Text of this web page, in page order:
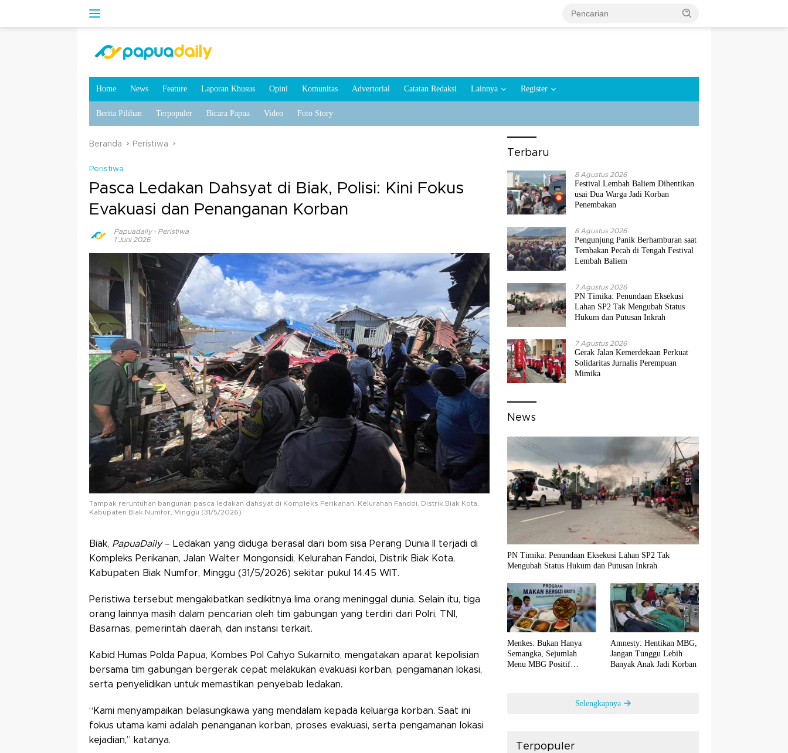
Home News Feature Laporan Khusus Opini Komunitas Advertorial Catatan Redaksi Lainnya Register
Berita Pilihan Terpopuler Bicara Papua Video Foto Story
Beranda Peristiwa
Peristiwa
Pasca Ledakan Dahsyat di Biak, Polisi: Kini Fokus
Evakuasi dan Penanganan Korban
Papuadaily- Peristiwa
1 Juni 2026
Tampak reruntuhan bangunan pasca ledakan dahsyat di Kompleks Perikanan, Kelurahan Fandoi, Distrik Biak Kota,
Kabupaten Biak Numfor, Minggu (31/5/2026)
Biak, PapuaDaily– Ledakan yang diduga berasal dari bom sisa Perang Dunia II terjadi di
Kompleks Perikanan, Jalan Walter Mongonsidi, Kelurahan Fandoi, Distrik Biak Kota,
Kabupaten Biak Numfor, Minggu (31/5/2026) sekitar pukul 14.45 WIT.
Peristiwa tersebut mengakibatkan sedikitnya lima orang meninggal dunia. Selain itu, tiga
orang lainnya masih dalam pencarian oleh tim gabungan yang terdiri dari Polri, TNI,
Basarnas, pemerintah daerah, dan instansi terkait.
Kabid Humas Polda Papua, Kombes Pol Cahyo Sukarnito, mengatakan aparat kepolisian
bersama tim gabungan bergerak cepat melakukan evakuasi korban, pengamanan lokasi,
serta penyelidikan untuk memastikan penyebab ledakan.
“Kami menyampaikan belasungkawa yang mendalam kepada keluarga korban. Saat ini
fokus utama kami adalah penanganan korban, proses evakuasi, serta pengamanan lokasi
kejadian,” katanya.
Terbaru
8 Agustus 2026
Festival Lembah Baliem Dihentikan
usai Dua Warga Jadi Korban
Penembakan
8 Agustus 2026
Pengunjung Panik Berhamburan saat
Tembakan Pecah di Tengah Festival
Lembah Baliem
7 Agustus 2026
PN Timika: Penundaan Eksekusi
Lahan SP2 Tak Mengubah Status
Hukum dan Putusan Inkrah
7 Agustus 2026
Gerak Jalan Kemerdekaan Perkuat
Solidaritas Jurnalis Perempuan
Mimika
News
PN Timika: Penundaan Eksekusi Lahan SP2 Tak
Mengubah Status Hukum dan Putusan Inkrah
Menkes: Bukan Hanya
Semangka, Sejumlah
Menu MBG Positif
Amnesty: Hentikan MBG,
Jangan Tunggu Lebih
Banyak Anak Jadi Korban
Selengkapnya
Terpopuler